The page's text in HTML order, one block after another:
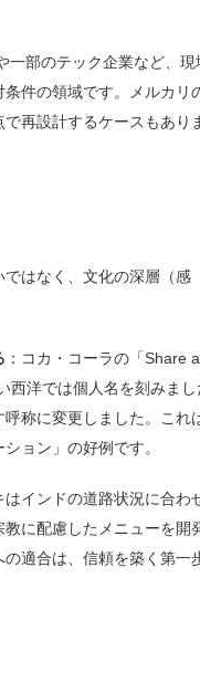
一部のテック企業など、現
件の領域です。メルカリ
再設計するケースもあり
はなく、文化の深層（感
：コカ・コーラの「Share a
西洋では個人名を刻みまし
称に変更しました。これ
ョン」の好例です。
はインドの道路状況に合わ
に配慮したメニューを開
適合は、信頼を築く第一